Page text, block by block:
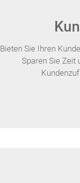
Bieten Sie Ihren
Sparen Sie Zeit